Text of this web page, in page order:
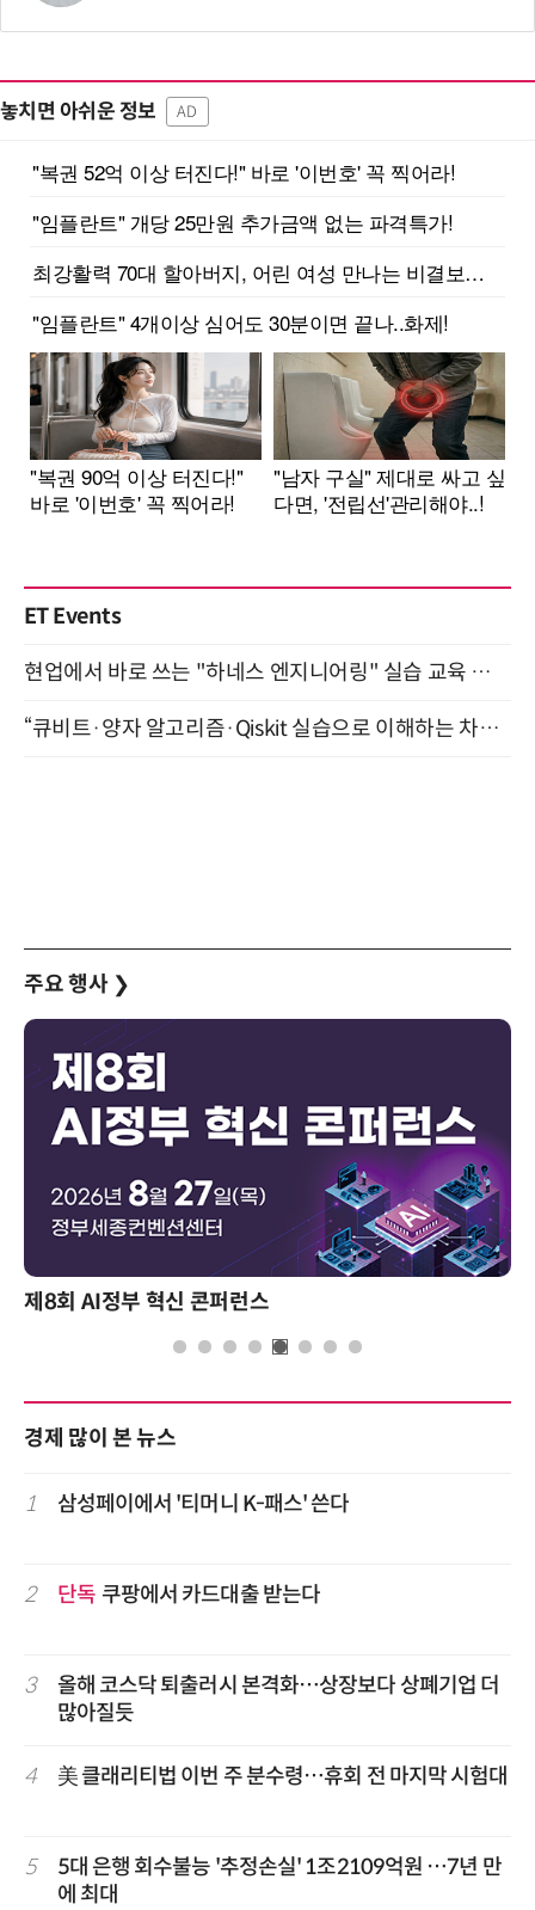
놓치면 아쉬운 정보 AD
ET Events
현업에서 바로 쓰는 "하네스 엔지니어링" 실습 교육 워크숍 8월 20일 개최
“큐비트·양자 알고리즘·Qiskit 실습으로 이해하는 차세대 컴퓨팅” (8/28)
주요 행사 ❯
제8회 AI정부 혁신 콘퍼런스
경제 많이 본 뉴스
1 삼성페이에서 '티머니 K-패스' 쓴다
2 단독 쿠팡에서 카드대출 받는다
3
올해 코스닥 퇴출러시 본격화…상장보다 상폐기업 더
많아질듯
4 美 클래리티법 이번 주 분수령…휴회 전 마지막 시험대
5
5대 은행 회수불능 '추정손실' 1조2109억원 …7년 만
에 최대